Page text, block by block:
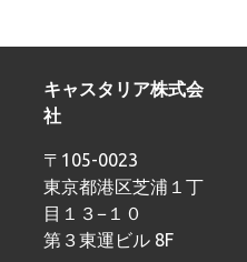
キャスタリア株式会
社
〒105-0023
東京都港区芝浦１丁
目１３−１０
第３東運ビル 8F